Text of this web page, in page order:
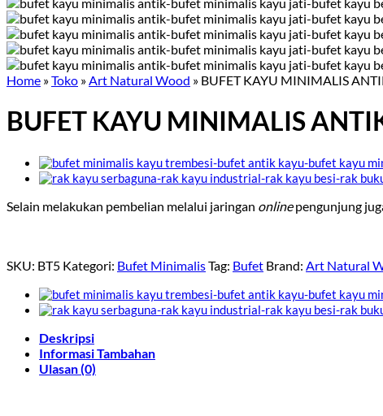
Home »Toko »Art Natural Wood » BUFET KAYU MINIMALIS
BUFET KAYU MINIMALIS
Selain melakukan pembelian melalui jaringan onlinepengunjung
SKU: BT5 Kategori: Bufet MinimalisTag: Bufet Brand: Art Natural
Deskripsi
Informasi Tambahan
Ulasan (0)